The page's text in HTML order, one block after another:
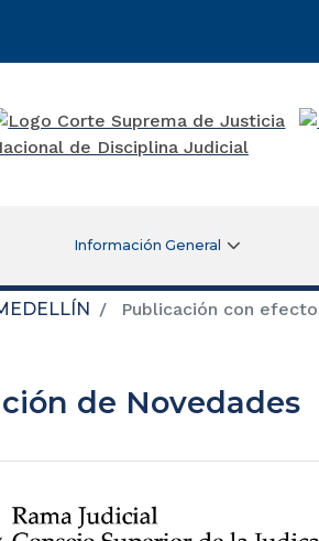
Información General
Publicación con
de Novedades